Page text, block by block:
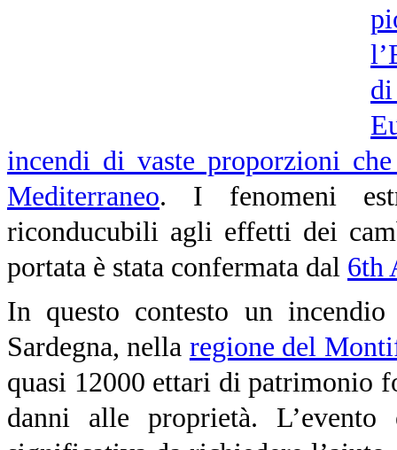
incendi di vaste proporzioni
Mediterraneo. I fenomeni
riconducubili agli effetti dei
portata è stata confermata dal 6th
In questo contesto un
Sardegna, nella regione del
quasi 12000 ettari di patrimonio
danni alle proprietà.